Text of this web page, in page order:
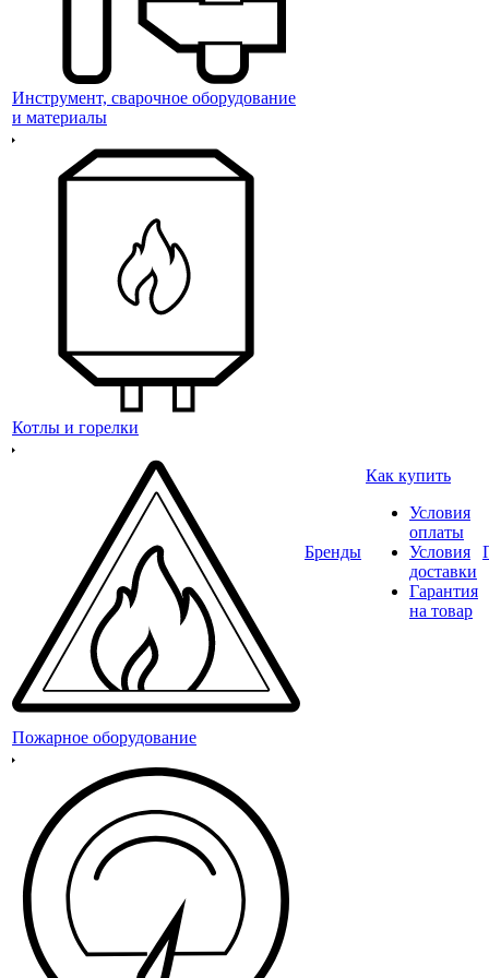
Инструмент, сварочное оборудование
и материалы
Котлы и горелки
Пожарное оборудование
Бренды
Как купить
Условия
оплаты
Условия
доставки
Гарантия
на товар